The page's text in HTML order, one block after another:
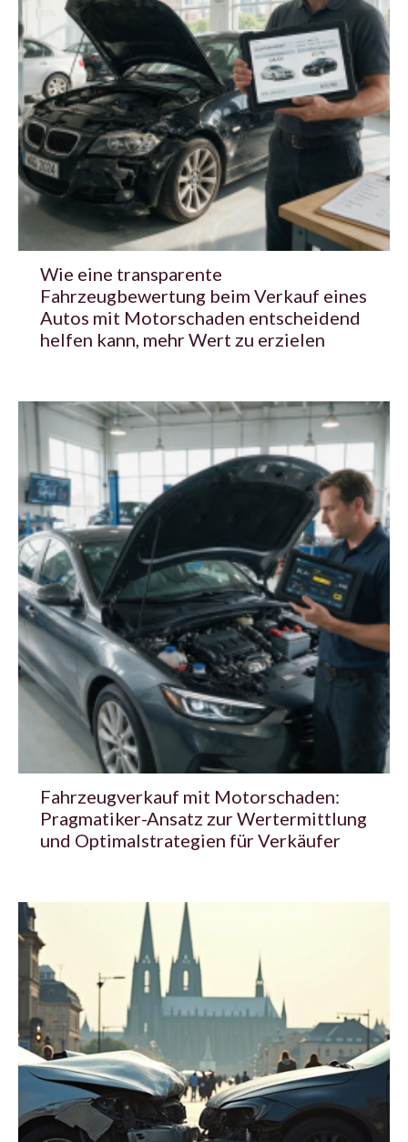
Wie eine transparente
Fahrzeugbewertung beim Verkauf eines
Autos mit Motorschaden entscheidend
helfen kann, mehr Wert zu erzielen
Fahrzeugverkauf mit Motorschaden:
Pragmatiker-Ansatz zur Wertermittlung
und Optimalstrategien für Verkäufer